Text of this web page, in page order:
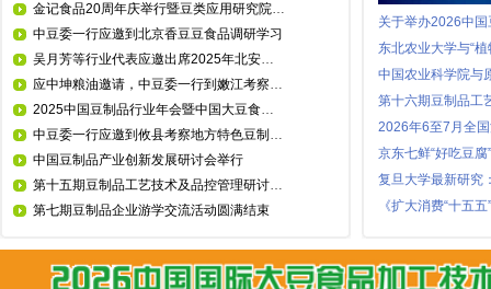
金记食品20周年庆举行暨豆类应用研究院成立
中豆委一行应邀到北京香豆豆食品调研学习
吴月芳等行业代表应邀出席2025年北安市农民丰收节暨北安大豆主题推介会并致辞
应中坤粮油邀请，中豆委一行到嫩江考察大豆产销情况
2025中国豆制品行业年会暨中国大豆食品专用原料研讨会暨产销对接会在北安召开
中豆委一行应邀到攸县考察地方特色豆制品发展
中国豆制品产业创新发展研讨会举行
第十五期豆制品工艺技术及品控管理研讨培训纪行
第七期豆制品企业游学交流活动圆满结束
东北农业大学与“
中国农业科学院与
第十六期豆制品工
2026年6至7月全
京东七鲜“好吃豆
《扩大消费“十五